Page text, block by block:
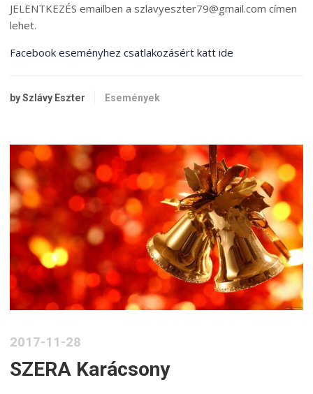
JELENTKEZÉS emailben a szlavyeszter79@gmail.com címen
lehet.
Facebook eseményhez csatlakozásért katt ide
by Szlávy Eszter Események
2017-11-28
SZERA Karácsony